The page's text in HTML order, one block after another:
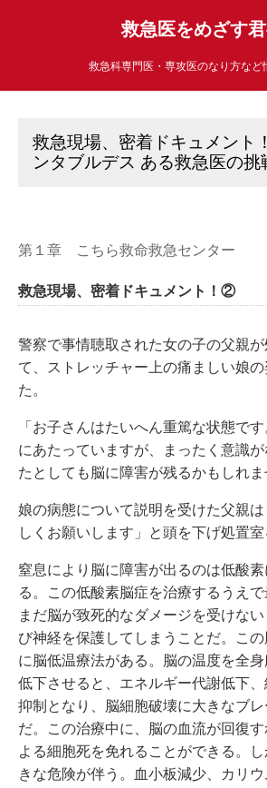
救急医をめざす
救急科専門医・専攻医のなり方など
救急現場、密着ドキュメント
ンタブルデス ある救急医の挑
第１章 こちら救命救急センター
救急現場、密着ドキュメント！②
警察で事情聴取された女の子の父親
て、ストレッチャー上の痛ましい娘
た。
「お子さんはたいへん重篤な状態で
にあたっていますが、まったく意識
たとしても脳に障害が残るかもしれま
娘の病態について説明を受けた父親
しくお願いします」と頭を下げ処置室
窒息により脳に障害が出るのは低酸
る。この低酸素脳症を治療するうえ
まだ脳が致死的なダメージを受けな
び神経を保護してしまうことだ。こ
に脳低温療法がある。脳の温度を全
低下させると、エネルギー代謝低下
抑制となり、脳細胞破壊に大きなブ
だ。この治療中に、脳の血流が回復
よる細胞死を免れることができる。
きな危険が伴う。血小板減少、カリウ